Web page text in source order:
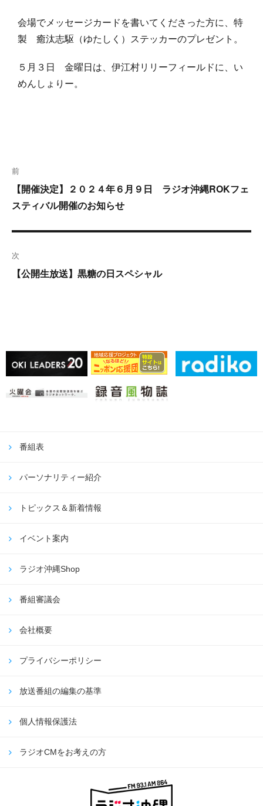
会場でメッセージカードを書いてくださった方に、特
製 癒汰志駆（ゆたしく）ステッカーのプレゼント。
５月３日 金曜日は、伊江村リリーフィールドに、い
めんしょりー。
稿
ナ
ビ
シ
ョ
前
過
去
稿:
【開催決定】２０２４年６月９日 ラジオ沖縄ROKフェ
スティバル開催のお知らせ
次
次
【公開生放送】黒糖の日スペシャル
番組表
パーソナリティー紹介
トピックス＆新着情報
イベント案内
ラジオ沖縄Shop
番組審議会
会社概要
プライバシーポリシー
放送番組の編集の基準
個人情報保護法
ラジオCMをお考えの方